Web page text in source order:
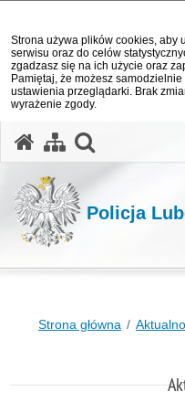
Strona używa plików cookies, aby
serwisu oraz do celów
zgadzasz się na ich użycie oraz
Pamiętaj, że możesz
ustawienia przeglądarki. Brak
wyrażenie zgody.
Policja
Strona główna